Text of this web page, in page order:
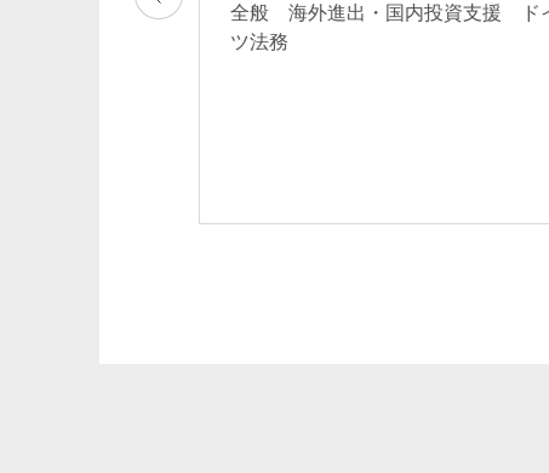
通商法・経済安
全般 海外進出・国内投資支援 ド
ツ法務